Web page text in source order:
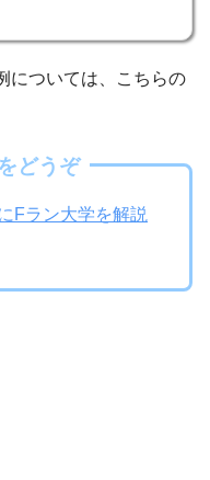
については、こちらの
どうぞ
Fラン大学を解説